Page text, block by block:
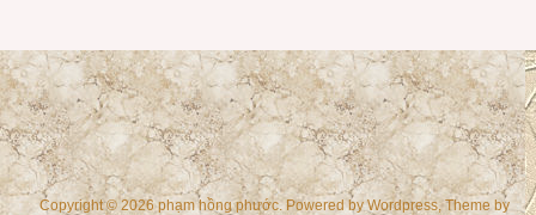
Copyright © 2026 phạm hồng phước. Powered byWordpress, Theme by